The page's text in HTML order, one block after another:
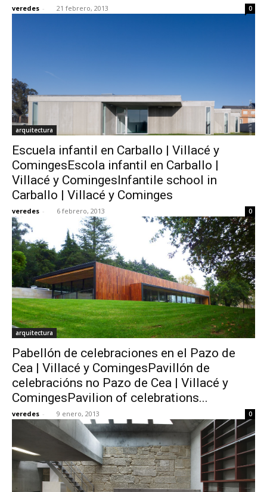
veredes - 21 febrero, 2013 0
arquitectura
Escuela infantil en Carballo | Villacé y
ComingesEscola infantil en Carballo |
Villacé y ComingesInfantile school in
Carballo | Villacé y Cominges
veredes - 6 febrero, 2013 0
arquitectura
Pabellón de celebraciones en el Pazo de
Cea | Villacé y ComingesPavillón de
celebracións no Pazo de Cea | Villacé y
ComingesPavilion of celebrations...
veredes - 9 enero, 2013 0